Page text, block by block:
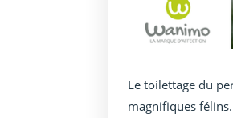
Le toilettage du
magnifiques